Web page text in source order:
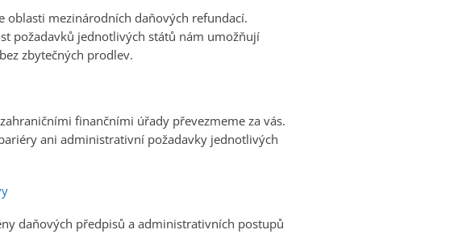
oblasti mezinárodních daňových refundací.
požadavků jednotlivých států nám umožňují
zbytečných prodlev.
finančními úřady převezmeme za vás.
ani administrativní požadavky jednotlivých
daňových předpisů a administrativních postupů